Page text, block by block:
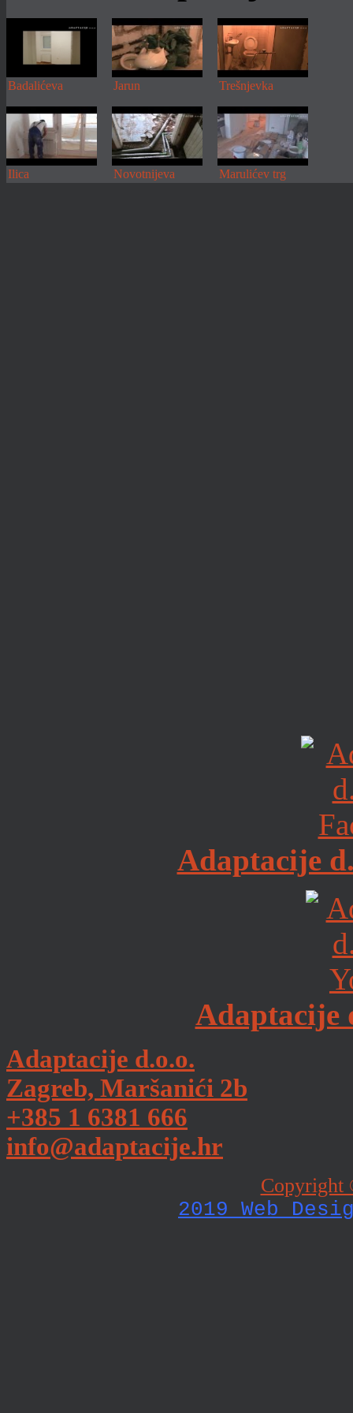
Badalićeva Jarun Trešnjevka
Ilica Novotnijeva Marulićev trg
Adaptacije
Adaptacije
Adaptacije d.o.o.
Zagreb, Maršanići 2b
+385 1 6381 666
info@adaptacije.hr
Copyright
2019 Web